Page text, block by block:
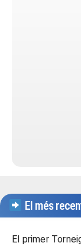
El més
El primer